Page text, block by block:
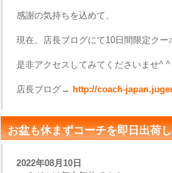
感謝の気持ちを込めて、
現在、店長ブログにて10日間限定クー
是非アクセスしてみてくださいませ^ ^
店長ブログ→ http://coach-
お盆も休まずコーチを即日出荷
2022年08月10日